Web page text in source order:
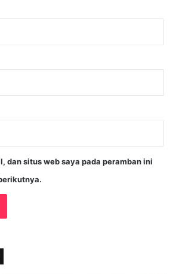
dan situs web saya pada peramban ini